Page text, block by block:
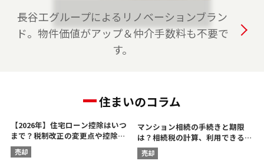
おおたかの森プロジェクトチームを開設しまし
た。 つくばエクスプレス線・JR武蔵野線の流山
市、柏市、野田市、つくば市、守谷市でお住ま
いのご売却、 ご購入をご検討の方は、是非ご相
長谷工グループによるリノベーションブラン
ド。物件価値がアップ＆仲介手数料も不要で
す。
住まいのコラム
【2026年】住宅ローン控除はいつ
まで？税制改正の変更点や控除額
を解説
売却
マンション相続の手続きと期限
は？相続税の計算、利用できる控
除を解説
売却